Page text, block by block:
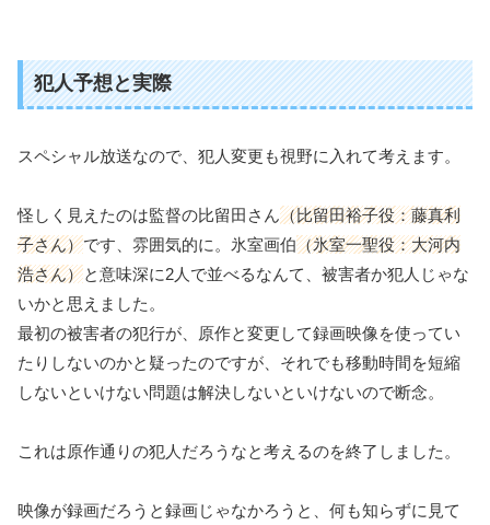
犯人予想と実際
スペシャル放送なので、犯人変更も視野に入れて考えます。
怪しく見えたのは監督の比留田さん（比留田裕子役：藤真利
子さん）です、雰囲気的に。氷室画伯（氷室一聖役：大河内
浩さん）と意味深に2人で並べるなんて、被害者か犯人じゃな
いかと思えました。
最初の被害者の犯行が、原作と変更して録画映像を使ってい
たりしないのかと疑ったのですが、それでも移動時間を短縮
しないといけない問題は解決しないといけないので断念。
これは原作通りの犯人だろうなと考えるのを終了しました。
映像が録画だろうと録画じゃなかろうと、何も知らずに見て